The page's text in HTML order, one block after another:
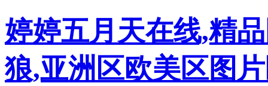
婷婷五月天在线,精
狼,亚洲区欧美区图